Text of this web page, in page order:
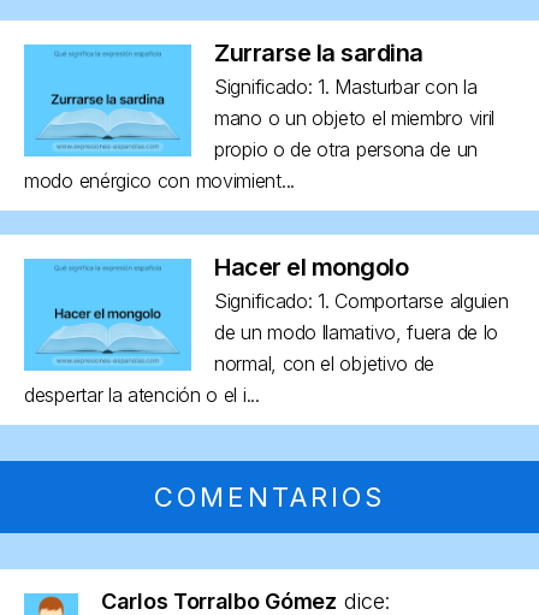
Zurrarse la sardina
Significado: 1. Masturbar con la
mano o un objeto el miembro viril
propio o de otra persona de un
modo enérgico con movimient...
Hacer el mongolo
Significado: 1. Comportarse alguien
de un modo llamativo, fuera de lo
normal, con el objetivo de
despertar la atención o el i...
COMENTARIOS
Carlos Torralbo Gómez dice: